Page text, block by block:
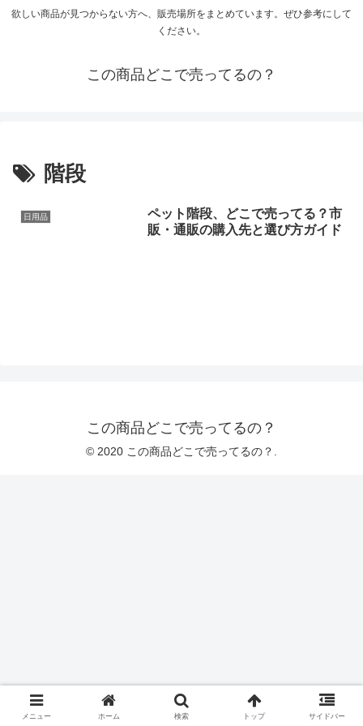
欲しい商品が見つからない方へ、販売場所をまとめています。ぜひ参考にして
ください。
この商品どこで売ってるの？
階段
日用品
ペット階段、どこで売ってる？市
販・通販の購入先と選び方ガイド
この商品どこで売ってるの？
© 2020 この商品どこで売ってるの？.
メニュー ホーム 検索 トップ サイドバー